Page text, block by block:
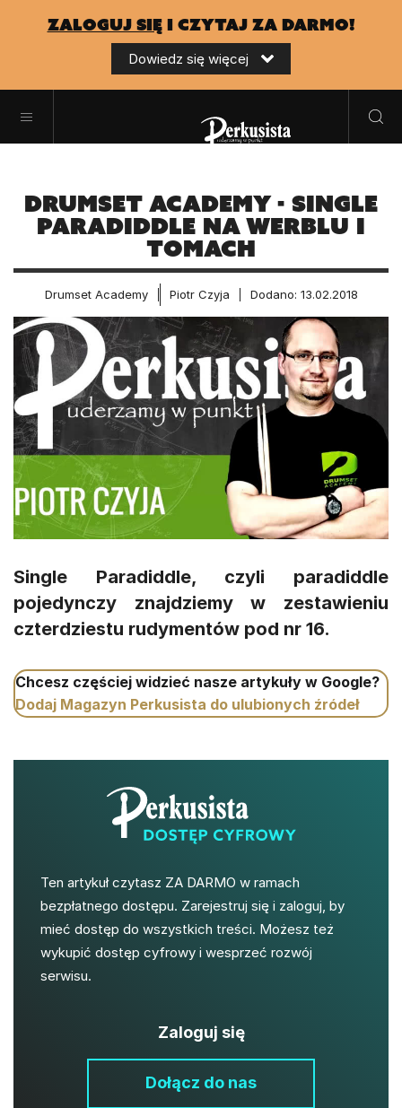
zaloguj sięi czytaj za darmo!
Dowiedz się więcej
Drumset Academy - Single
Paradiddle na werblu i
tomach
Drumset Academy Piotr Czyja Dodano: 13.02.2018
Single Paradiddle, czyli paradiddle
pojedynczy znajdziemy w zestawieniu
czterdziestu rudymentów pod nr 16.
Chcesz częściej widzieć nasze artykuły w Google?
Dodaj Magazyn Perkusista do ulubionych źródeł
Ten artykuł czytasz ZA DARMO w ramach
bezpłatnego dostępu. Zarejestruj się i zaloguj, by
mieć dostęp do wszystkich treści. Możesz też
wykupić dostęp cyfrowy i wesprzeć rozwój
serwisu.
Zaloguj się
Dołącz do nas